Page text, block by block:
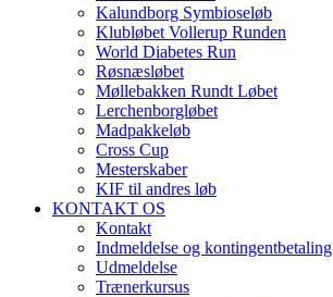
Kalundborg Symbioseløb
Klubløbet Vollerup Runden
World Diabetes Run
Røsnæsløbet
Møllebakken Rundt Løbet
Lerchenborgløbet
Madpakkeløb
Cross Cup
Mesterskaber
KIF til andres løb
KONTAKT OS
Kontakt
Indmeldelse og kontingentbetaling
Udmeldelse
Trænerkursus